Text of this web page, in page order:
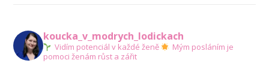
koucka_v_modrych_lodickach
Vidím potenciál v každé ženě
Mým posláním je
pomoci ženám růst a zářit